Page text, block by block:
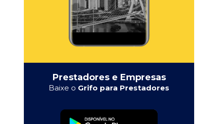
Prestadores e Empresas
Baixe o Grifo para Prestadores